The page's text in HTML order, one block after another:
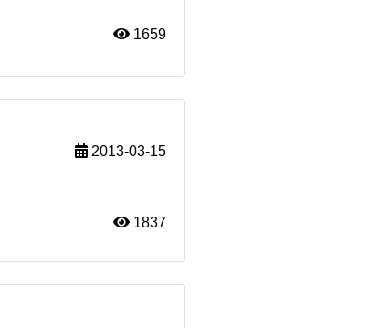
1659
2013-03-15
1837